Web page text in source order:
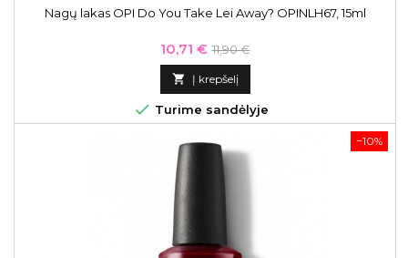
Nagų lakas OPI Do You Take Lei Away? OPINLH67, 15ml
Kaina
10,71 € Bazinė
kaina
11,90 €
 Į krepšelį
 Turime sandėlyje
−10%